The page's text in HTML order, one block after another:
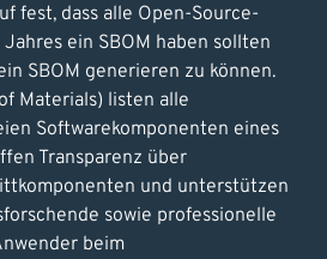
fest, dass alle Open-Source-
ein SBOM haben sollten
SBOM generieren zu können.
Materials) listen alle
Softwarekomponenten eines
Transparenz über
und unterstützen
sowie professionelle
beim